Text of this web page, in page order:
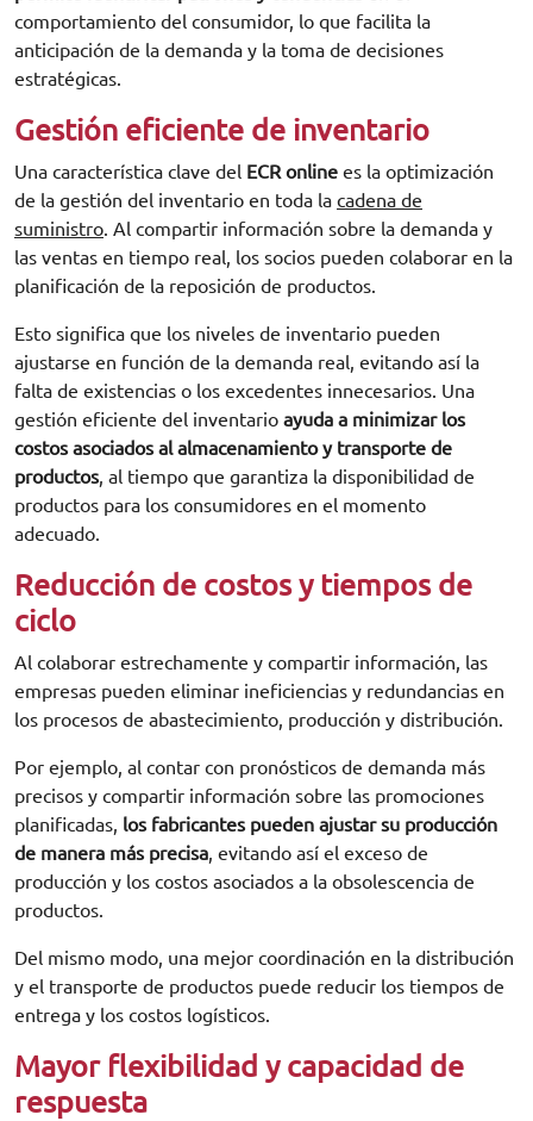
comportamiento del consumidor, lo que facilita la
anticipación de la demanda y la toma de decisiones
estratégicas.
Gestión eficiente de inventario
Una característica clave del ECR online es la optimización
de la gestión del inventario en toda la cadena de
suministro. Al compartir información sobre la demanda y
las ventas en tiempo real, los socios pueden colaborar en la
planificación de la reposición de productos.
Esto significa que los niveles de inventario pueden
ajustarse en función de la demanda real, evitando así la
falta de existencias o los excedentes innecesarios. Una
gestión eficiente del inventario ayuda a minimizar los
costos asociados al almacenamiento y transporte de
productos, al tiempo que garantiza la disponibilidad de
productos para los consumidores en el momento
adecuado.
Reducción de costos y tiempos de
ciclo
Al colaborar estrechamente y compartir información, las
empresas pueden eliminar ineficiencias y redundancias en
los procesos de abastecimiento, producción y distribución.
Por ejemplo, al contar con pronósticos de demanda más
precisos y compartir información sobre las promociones
planificadas, los fabricantes pueden ajustar su producción
de manera más precisa, evitando así el exceso de
producción y los costos asociados a la obsolescencia de
productos.
Del mismo modo, una mejor coordinación en la distribución
y el transporte de productos puede reducir los tiempos de
entrega y los costos logísticos.
Mayor flexibilidad y capacidad de
respuesta